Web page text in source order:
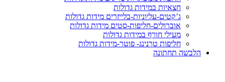
חצאיות במידות גדולות
ג’קטים-עליוניות-בלייזרים מידות גדולות
אוברולים-חליפות-סטים מידות גדולות
מעילי חורף במידות גדולות
חליפות טרנינג- פוטר-מידות גדולות
הלבשה תחתונה